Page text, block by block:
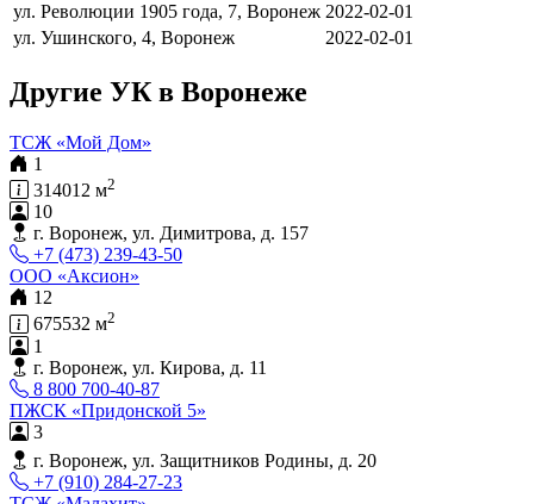
ул. Революции 1905 года, 7, Воронеж 2022-02-01
ул. Ушинского, 4, Воронеж
2022-02-01
Другие УК в Воронеже
ТСЖ «Мой Дом»
1
314012 м2
10
г. Воронеж, ул. Димитрова, д. 157
+7 (473) 239-43-50
ООО «Аксион»
12
675532 м2
1
г. Воронеж, ул. Кирова, д. 11
8 800 700-40-87
ПЖСК «Придонской 5»
3
г. Воронеж, ул. Защитников Родины, д. 20
+7 (910) 284-27-23